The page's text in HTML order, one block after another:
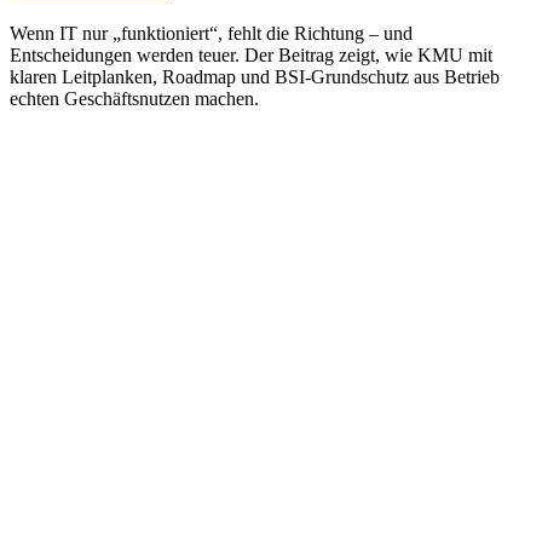
Wenn IT nur „funktioniert“, fehlt die Richtung – und
Entscheidungen werden teuer. Der Beitrag zeigt, wie KMU mit
klaren Leitplanken, Roadmap und BSI-Grundschutz aus Betrieb
echten Geschäftsnutzen machen.